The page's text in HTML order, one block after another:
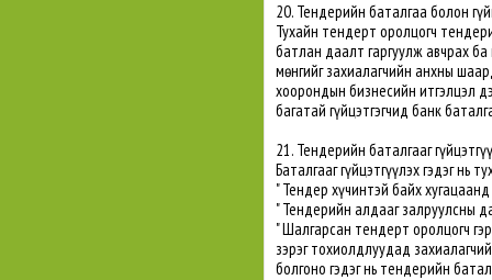
20. Тендерийн баталгаа болон
Тухайн тендерт оролцогч
батлан даалт гаргуулж авчрах ба
мөнгийг захиалагчийн анхны
хоорондын бизнесийн итгэлцэл
багатай гүйцэтгэгчид банк
21. Тендерийн баталгааг
Баталгааг гүйцэтгүүлэх гэдэг нь
" Тендер хүчинтэй байх
" Тендерийн алдааг залруулсны
" Шалгарсан тендерт оролцогч
зэрэг тохиолдлуудад
болгоно гэдэг нь тендерийн